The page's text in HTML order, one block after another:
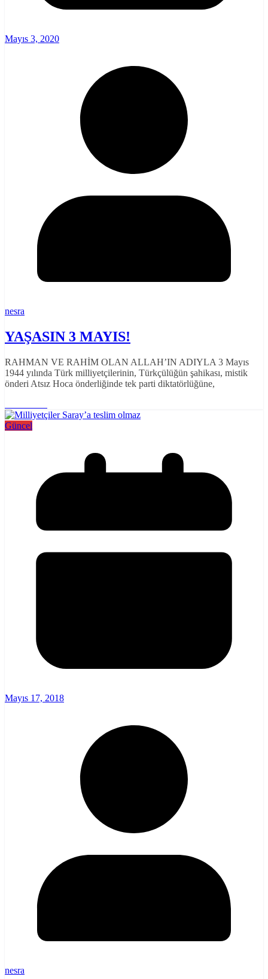
Mayıs 3, 2020
nesra
YAŞASIN 3 MAYIS!
RAHMAN VE RAHİM OLAN ALLAH’IN ADIYLA 3 Mayıs
1944 yılında Türk milliyetçilerinin, Türkçülüğün şahikası, mistik
önderi Atsız Hoca önderliğinde tek parti diktatörlüğüne,
Güncel
Mayıs 17, 2018
nesra